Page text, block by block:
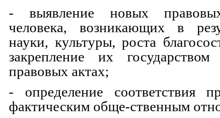
- выявление новых
человека, возникающих в
науки, культуры, роста
закрепление их
правовых актах;
- определение соответствия
фактическим обще-ственным